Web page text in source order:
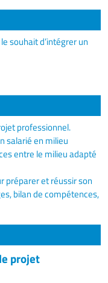
souhait d’intégrer un
professionnel.
salarié en milieu
entre le milieu adapté
préparer et réussir son
bilan de compétences,
projet